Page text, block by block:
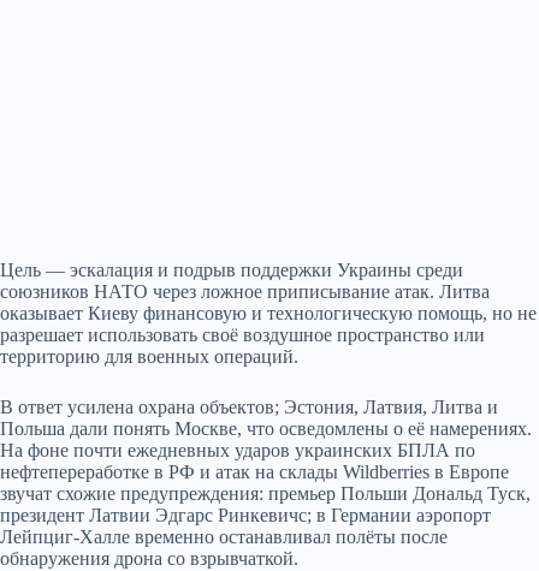
Цель — эскалация и подрыв поддержки Украины среди
союзников НАТО через ложное приписывание атак. Литва
оказывает Киеву финансовую и технологическую помощь, но не
разрешает использовать своё воздушное пространство или
территорию для военных операций.
В ответ усилена охрана объектов; Эстония, Латвия, Литва и
Польша дали понять Москве, что осведомлены о её намерениях.
На фоне почти ежедневных ударов украинских БПЛА по
нефтепереработке в РФ и атак на склады Wildberries в Европе
звучат схожие предупреждения: премьер Польши Дональд Туск,
президент Латвии Эдгарс Ринкевичс; в Германии аэропорт
Лейпциг-Халле временно останавливал полёты после
обнаружения дрона со взрывчаткой.